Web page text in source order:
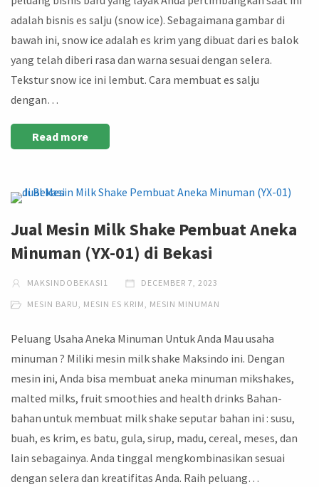
adalah bisnis es salju (snow ice). Sebagaimana gambar di
bawah ini, snow ice adalah es krim yang dibuat dari es balok
yang telah diberi rasa dan warna sesuai dengan selera.
Tekstur snow ice ini lembut. Cara membuat es salju
dengan…
Read more
Jual Mesin Milk Shake Pembuat Aneka
Minuman (YX-01) di Bekasi
MAKSINDOBEKASI1 DECEMBER 7, 2023
MESIN BARU MESIN ES KRIM MESIN MINUMAN
Peluang Usaha Aneka Minuman Untuk Anda Mau usaha
minuman ? Miliki mesin milk shake Maksindo ini. Dengan
mesin ini, Anda bisa membuat aneka minuman mikshakes,
malted milks, fruit smoothies and health drinks Bahan-
bahan untuk membuat milk shake seputar bahan ini : susu,
buah, es krim, es batu, gula, sirup, madu, cereal, meses, dan
lain sebagainya. Anda tinggal mengkombinasikan sesuai
dengan selera dan kreatifitas Anda. Raih peluang…